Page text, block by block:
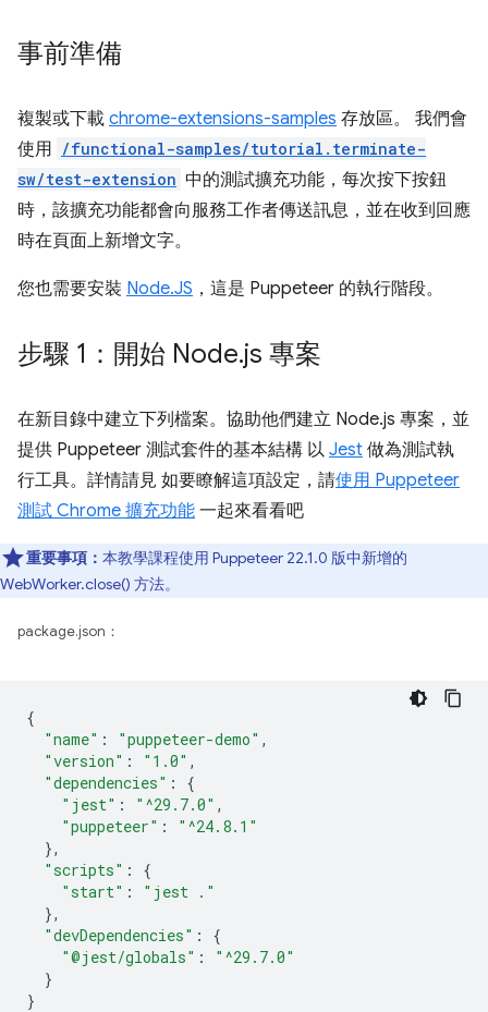
事前準備
複製或下載 chrome-extensions-samples 存放區。 我們會
使用 /functional-samples/tutorial.terminate-
sw/test-extension 中的測試擴充功能，每次按下按鈕
時，該擴充功能都會向服務工作者傳送訊息，並在收到回應
時在頁面上新增文字。
您也需要安裝 Node.JS ，這是 Puppeteer 的執行階段。
步驟 1：開始 Node.js 專案
在新目錄中建立下列檔案。協助他們建立 Node.js 專案，並
提供 Puppeteer 測試套件的基本結構 以 Jest 做為測試執
行工具。詳情請見 如要瞭解這項設定，請使用 Puppeteer
測試 Chrome 擴充功能 一起來看看吧
重要事項： 本教學課程使用 Puppeteer 22.1.0 版中新增的
WebWorker.close() 方法。
package.json：
{
"name" : "puppeteer-demo" ,
"version" : "1.0" ,
"dependencies" :
{
"jest" : "^29.7.0" ,
"puppeteer" :
"^24.8.1"
},
"scripts" :
{
"start" :
"jest ."
},
"devDependencies" :
{
"@jest/globals" :
"^29.7.0"
}
}